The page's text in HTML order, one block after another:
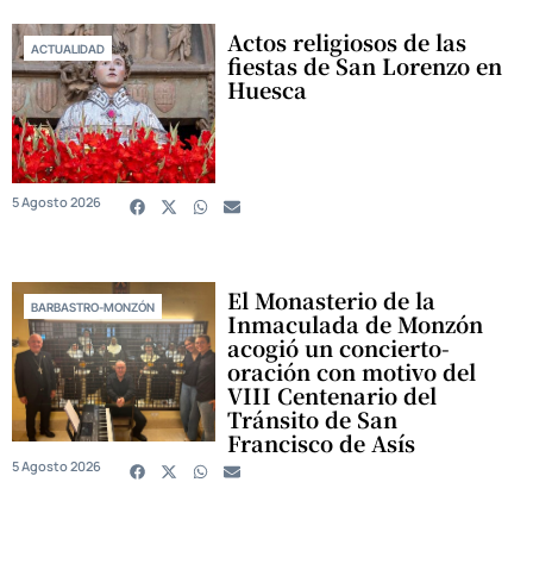
ACTUALIDAD Actos religiosos de las
fiestas de San Lorenzo en
Huesca
5 Agosto 2026
BARBASTRO-MONZÓN El Monasterio de la
Inmaculada de Monzón
acogió un concierto-
oración con motivo del
VIII Centenario del
Tránsito de San
Francisco de Asís
5 Agosto 2026